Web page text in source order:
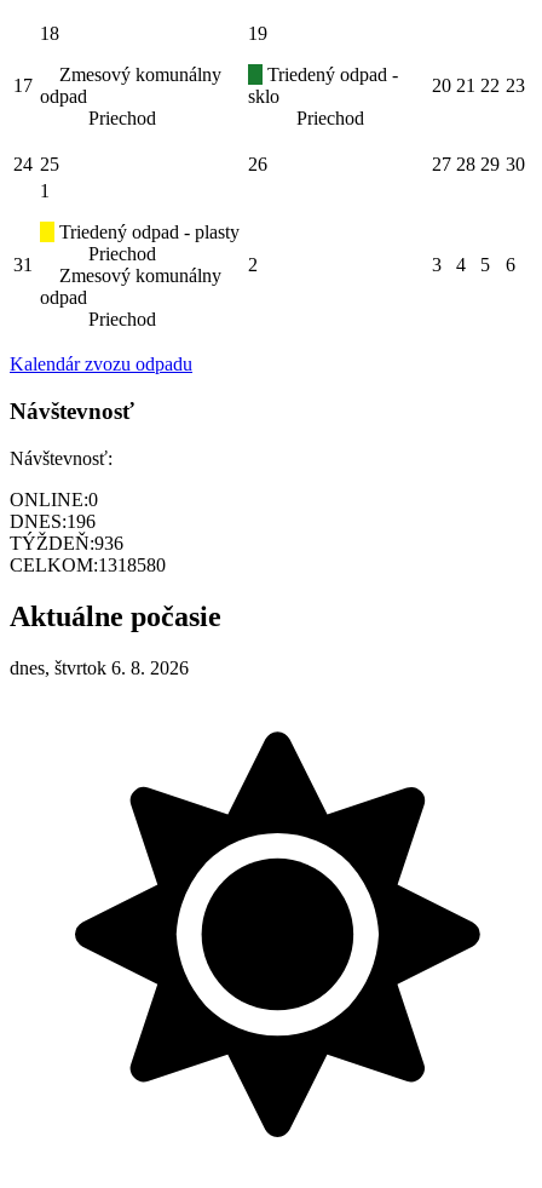
17
18
Zmesový komunálny
odpad
Priechod
19
Triedený odpad -
sklo
Priechod
20 21 22 23
24 25 26 27 28 29 30
31
1
Triedený odpad - plasty
Priechod
Zmesový komunálny
odpad
Priechod
2 3 4 5 6
Kalendár zvozu odpadu
Návštevnosť
Návštevnosť:
ONLINE:0
DNES:196
TÝŽDEŇ:936
CELKOM:1318580
Aktuálne počasie
dnes, štvrtok 6. 8. 2026